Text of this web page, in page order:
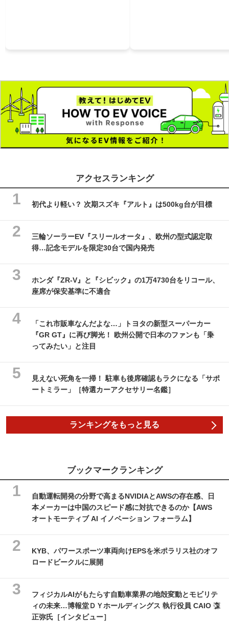
アクセスランキング
初代より軽い？ 次期スズキ『アルト』は500kg台が目標
三輪ソーラーEV『スリールオータ』、欧州の型式認定取
得…記念モデルを限定30台で国内発売
ホンダ『ZR-V』と『シビック』の1万4730台をリコール、
座席が保安基準に不適合
「これ市販車なんだよな…」トヨタの新型スーパーカー
『GR GT』に再び脚光！ 欧州公開で日本のファンも「乗
ってみたい」と注目
見えない死角を一掃！ 駐車も後席確認もラクになる「サポ
ートミラー」［特選カーアクセサリー名鑑］
ランキングをもっと見る
ブックマークランキング
自動運転開発の分野で高まるNVIDIAとAWSの存在感、日
本メーカーは中国のスピード感に対抗できるのか【AWS
オートモーティブ AI イノベーション フォーラム】
KYB、パワースポーツ車両向けEPSを米ポラリス社のオフ
ロードビークルに展開
フィジカルAIがもたらす自動車業界の地殻変動とモビリテ
ィの未来…博報堂ＤＹホールディングス 執行役員 CAIO 森
正弥氏［インタビュー］